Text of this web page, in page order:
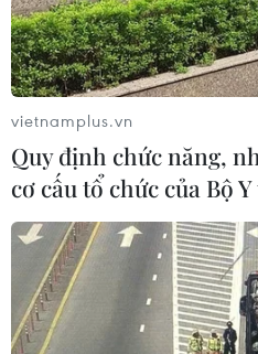
vietnamplus.vn
Quy định chức năng,
cơ cấu tổ chức của Bộ Y